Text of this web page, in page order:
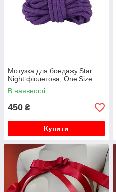
Мотузка для бондажу Star
Night фіолетова, One Size
В наявності
450 ₴
Купити